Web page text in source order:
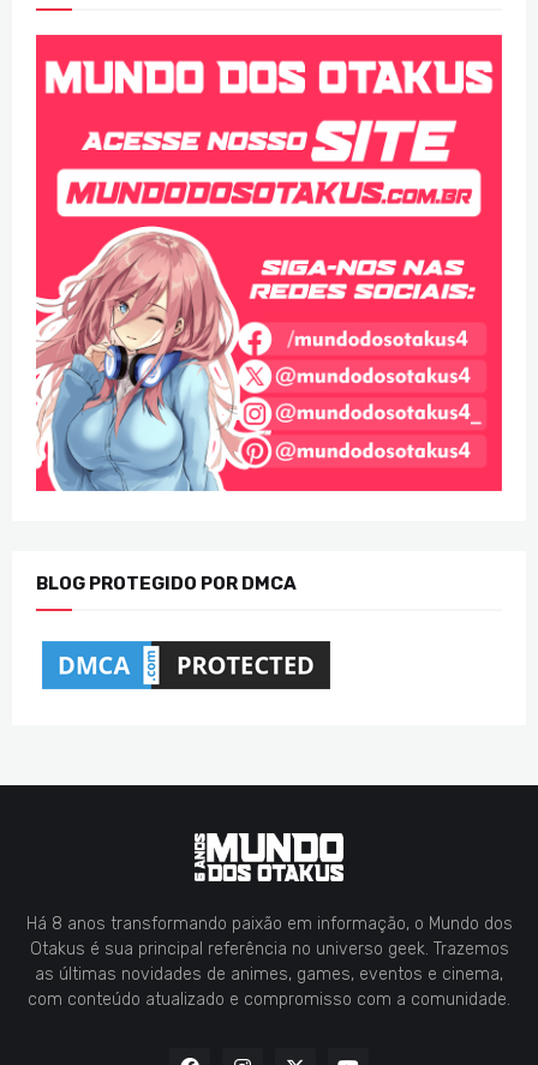
BLOG PROTEGIDO POR DMCA
Há 8 anos transformando paixão em informação, o Mundo dos
Otakus é sua principal referência no universo geek. Trazemos
as últimas novidades de animes, games, eventos e cinema,
com conteúdo atualizado e compromisso com a comunidade.